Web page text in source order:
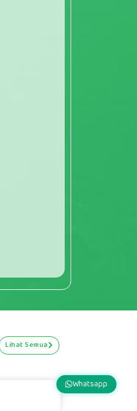
Lihat Semua
Whatsapp